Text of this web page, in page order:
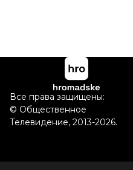
Все права защищены:
© Общественное
Телевидение, 2013-2026.